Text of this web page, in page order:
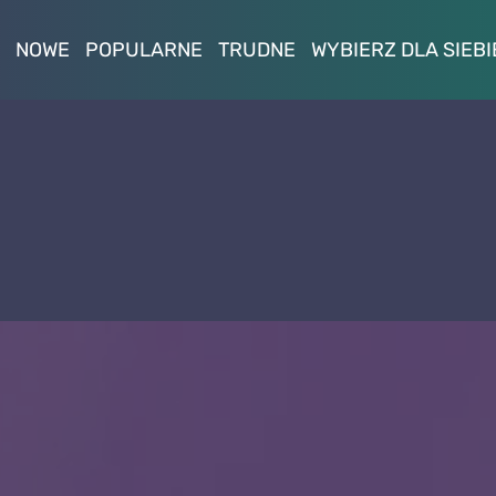
NOWE POPULARNE TRUDNE WYBIERZ DLA